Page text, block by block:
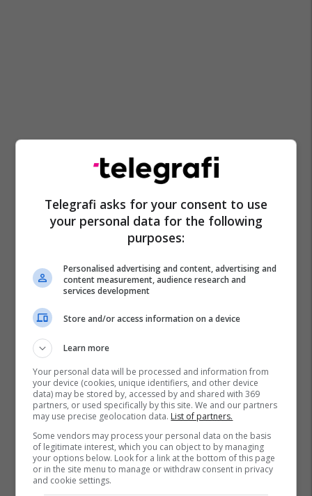
Telegrafi asks for your consent to use
your personal data for the following
purposes:
Personalised advertising and content, advertising and
content measurement, audience research and
services development
Store and/or access information on a device
Learn more
Your personal data will be processed and information from
your device (cookies, unique identifiers, and other device
data) may be stored by, accessed by and shared with 369
partners, or used specifically by this site. We and our partners
may use precise geolocation data. List of partners.
Some vendors may process your personal data on the basis
of legitimate interest, which you can object to by managing
your options below. Look for a link at the bottom of this page
or in the site menu to manage or withdraw consent in privacy
and cookie settings.